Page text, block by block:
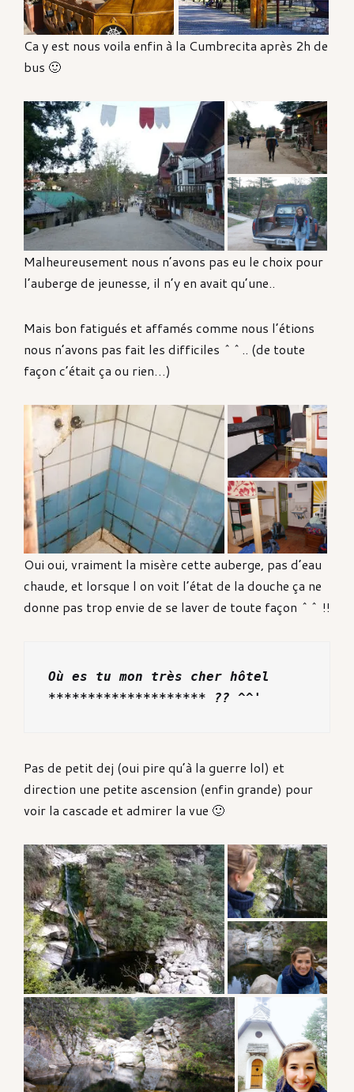
Ca y est nous voila enfin à la Cumbrecita après 2h de
bus 🙂
Malheureusement nous n’avons pas eu le choix pour
l’auberge de jeunesse, il n’y en avait qu’une..
Mais bon fatigués et affamés comme nous l’étions
nous n’avons pas fait les difficiles ^^.. (de toute
façon c’était ça ou rien…)
Oui oui, vraiment la misère cette auberge, pas d’eau
chaude, et lorsque l on voit l’état de la douche ça ne
donne pas trop envie de se laver de toute façon ^^ !!
Où es tu mon très cher hôtel
******************** ?? ^^'
Pas de petit dej (oui pire qu’à la guerre lol) et
direction une petite ascension (enfin grande) pour
voir la cascade et admirer la vue 🙂